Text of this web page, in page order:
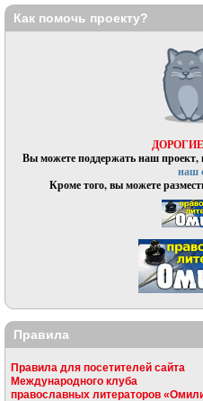
Как помочь проекту?
Вы можете поддержать наш проект,
наш
Кроме того, вы можете
Правила
Правила для посетителей сайта
Международного клуба
православных литераторов